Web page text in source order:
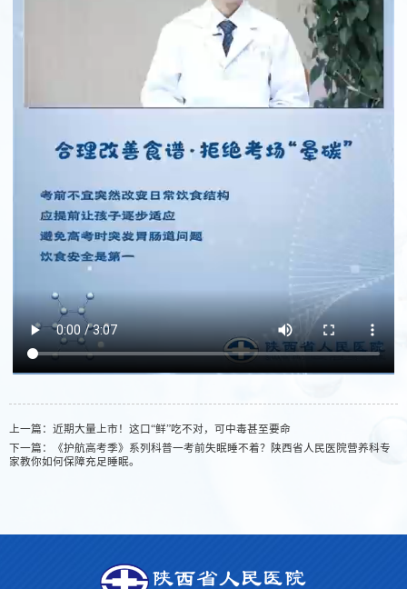
上一篇： 近期大量上市！这口“鲜”吃不对，可中毒甚至要命
下一篇：
《护航高考季》系列科普一考前失眠睡不着？陕西省人民医院营养科专
家教你如何保障充足睡眠。